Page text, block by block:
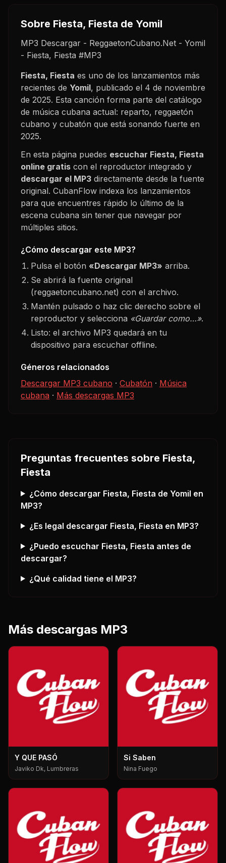
Sobre Fiesta, Fiesta de Yomil
MP3 Descargar - ReggaetonCubano.Net - Yomil
- Fiesta, Fiesta #MP3
Fiesta, Fiesta es uno de los lanzamientos más
recientes de Yomil, publicado el 4 de noviembre
de 2025. Esta canción forma parte del catálogo
de música cubana actual: reparto, reggaetón
cubano y cubatón que está sonando fuerte en
2025.
En esta página puedes escuchar Fiesta, Fiesta
online gratis con el reproductor integrado y
descargar el MP3 directamente desde la fuente
original. CubanFlow indexa los lanzamientos
para que encuentres rápido lo último de la
escena cubana sin tener que navegar por
múltiples sitios.
¿Cómo descargar este MP3?
Pulsa el botón «Descargar MP3» arriba.
Se abrirá la fuente original
(reggaetoncubano.net) con el archivo.
Mantén pulsado o haz clic derecho sobre el
reproductor y selecciona «Guardar como…».
Listo: el archivo MP3 quedará en tu
dispositivo para escuchar offline.
Géneros relacionados
Descargar MP3 cubano · Cubatón · Música
cubana · Más descargas MP3
Preguntas frecuentes sobre Fiesta,
Fiesta
¿Cómo descargar Fiesta, Fiesta de Yomil en
MP3?
¿Es legal descargar Fiesta, Fiesta en MP3?
¿Puedo escuchar Fiesta, Fiesta antes de
descargar?
¿Qué calidad tiene el MP3?
Más descargas MP3
Y QUE PASÓ
Javiko Dk, Lumbreras
Si Saben
Nina Fuego